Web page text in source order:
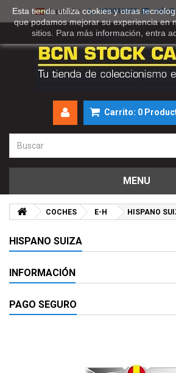
Español 930046895
Carrito: 0
MENU
COCHES E-H HISPANO
HISPANO SUIZA
INFORMACIÓN
PAGO SEGURO
Esta tienda utiliza cookies y otras
que podamos mejorar su experiencia en
sitios. Para más información, entra